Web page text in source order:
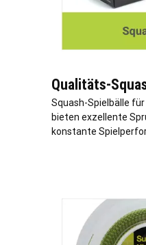
Qualitäts-
Squash-Spielbälle
bieten exzellente
konstante